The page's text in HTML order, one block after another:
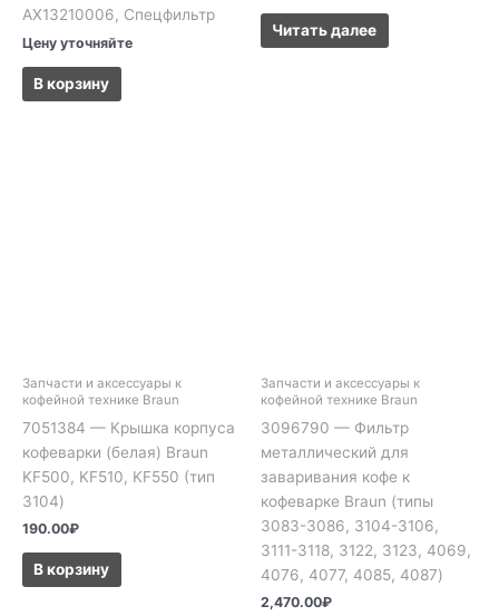
AX13210006, Спецфильтр
Цену уточняйте
В корзину
Читать далее
Запчасти и аксессуары к
кофейной технике Braun
7051384 — Крышка корпуса
кофеварки (белая) Braun
KF500, KF510, KF550 (тип
3104)
190.00₽
В корзину
Запчасти и аксессуары к
кофейной технике Braun
3096790 — Фильтр
металлический для
заваривания кофе к
кофеварке Braun (типы
3083-3086, 3104-3106,
3111-3118, 3122, 3123, 4069,
4076, 4077, 4085, 4087)
2,470.00₽